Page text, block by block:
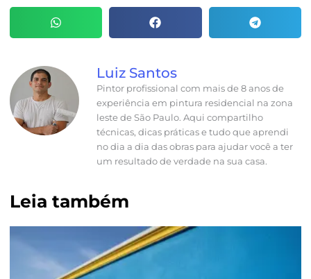
Luiz Santos
Pintor profissional com mais de 8 anos de
experiência em pintura residencial na zona
leste de São Paulo. Aqui compartilho
técnicas, dicas práticas e tudo que aprendi
no dia a dia das obras para ajudar você a ter
um resultado de verdade na sua casa.
Leia também